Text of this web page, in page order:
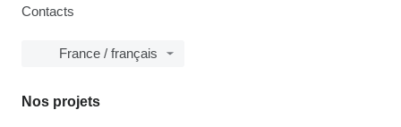
Contacts
France / français
Nos projets